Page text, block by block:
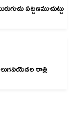
పట్టణముచుట్టు
రాత్రి